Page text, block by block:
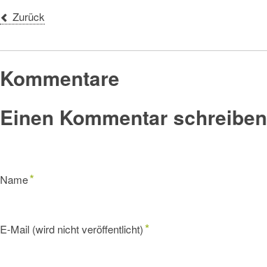
Zurück
Kommentare
Einen Kommentar schreiben
Pflichtfeld
Name*
Pflichtfeld
E-Mail (wird nicht veröffentlicht)*